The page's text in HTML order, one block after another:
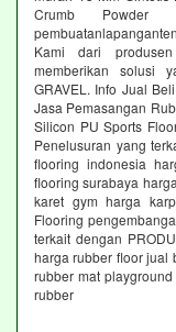
Crumb Powder
Kami dari
memberikan solusi
GRAVEL. Info Jual
Jasa Pemasangan
Silicon PU Sports
Penelusuran yang
flooring indonesia
flooring surabaya
karet gym harga
Flooring
terkait dengan
harga rubber floor jual
rubber mat
rubber